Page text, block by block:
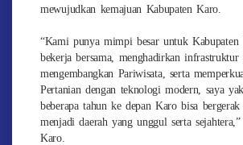
mewujudkan kemajuan Kabupaten Karo.
“Kami punya mimpi besar untuk
bekerja bersama, menghadirkan infrastruktur
mengembangkan Pariwisata, serta
Pertanian dengan teknologi modern, saya
beberapa tahun ke depan Karo bisa
menjadi daerah yang unggul serta
Karo.